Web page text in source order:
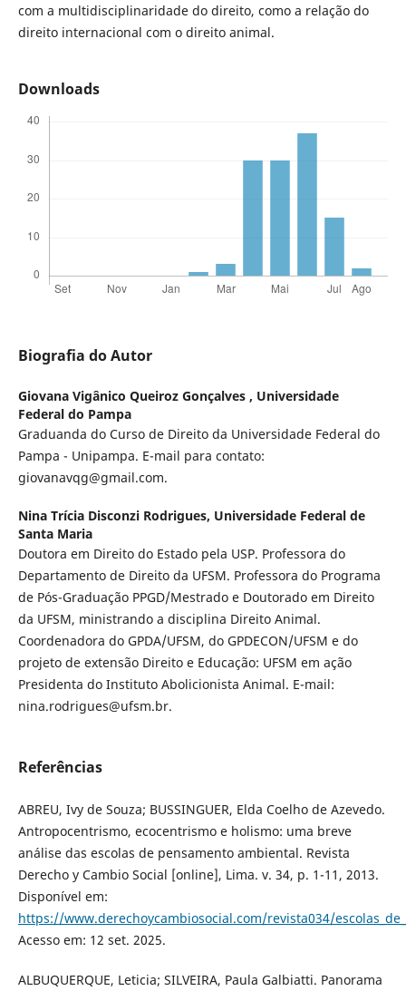
com a multidisciplinaridade do direito, como a relação do
direito internacional com o direito animal.
Downloads
Biografia do Autor
Giovana Vigânico Queiroz Gonçalves , Universidade
Federal do Pampa
Graduanda do Curso de Direito da Universidade Federal do
Pampa - Unipampa. E-mail para contato:
giovanavqg@gmail.com.
Nina Trícia Disconzi Rodrigues, Universidade Federal de
Santa Maria
Doutora em Direito do Estado pela USP. Professora do
Departamento de Direito da UFSM. Professora do Programa
de Pós-Graduação PPGD/Mestrado e Doutorado em Direito
da UFSM, ministrando a disciplina Direito Animal.
Coordenadora do GPDA/UFSM, do GPDECON/UFSM e do
projeto de extensão Direito e Educação: UFSM em ação
Presidenta do Instituto Abolicionista Animal. E-mail:
nina.rodrigues@ufsm.br.
Referências
ABREU, Ivy de Souza; BUSSINGUER, Elda Coelho de Azevedo.
Antropocentrismo, ecocentrismo e holismo: uma breve
análise das escolas de pensamento ambiental. Revista
Derecho y Cambio Social [online], Lima. v. 34, p. 1-11, 2013.
Disponível em:
https://www.derechoycambiosocial.com/revista034/
Acesso em: 12 set. 2025.
ALBUQUERQUE, Leticia; SILVEIRA, Paula Galbiatti. Panorama